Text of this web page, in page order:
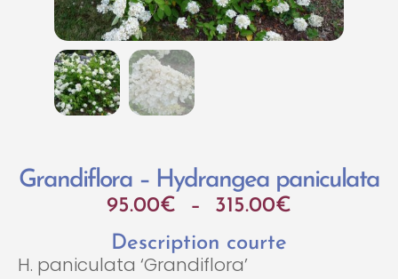
Grandiflora – Hydrangea paniculata
95.00€ – 315.00€
Description courte
H. paniculata ‘Grandiflora’